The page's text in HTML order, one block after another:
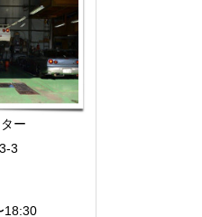
ー
3